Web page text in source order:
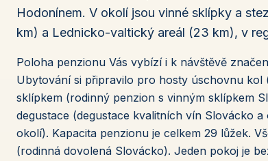
Hodonínem. V okolí jsou vinné sklípky a
km) a Lednicko-valtický areál (23 km), v
Poloha penzionu Vás vybízí i k návštěvě
Ubytování si připravilo pro hosty úschovnu
sklípkem (rodinný penzion s vinným sklípkem
degustace (degustace kvalitních vín Slovácko
okolí). Kapacita penzionu je celkem 29 lůžek.
(rodinná dovolená Slovácko). Jeden pokoj je